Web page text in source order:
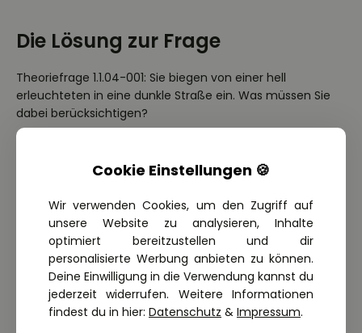
Die Lösung zur Frage
Theoriefrage 1.1.04-001: Sie biegen von einer hell
erleuchteten in eine dunkle Straße ein. Was müssen Sie
dabei berücksichtigen?
Richtig: Hindernisse sind schlechter zu erkennen als
Falsch: Schon beim Abbiegen haben sich Ihre Augen
vollständig an die Dunkelheit gewöhnt ❌
Weitere passende Führerschein
Themen
Cookie Einstellungen 🍪
Wir verwenden Cookies, um den Zugriff auf
unsere Website zu analysieren, Inhalte
optimiert bereitzustellen und dir
personalisierte Werbung anbieten zu können.
Deine Einwilligung in die Verwendung kannst du
jederzeit widerrufen. Weitere Informationen
findest du in hier: Datenschutz & Impressum.